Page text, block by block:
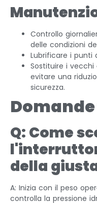
Controllo
delle condizioni
Lubrificare i punti
Sostituire i
evitare una
sicurezza.
Q: Come
della
A: Inizia con il peso
controlla la pressione